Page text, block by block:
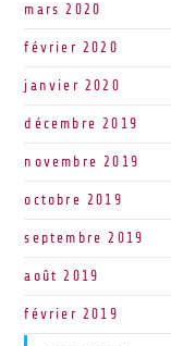
mars 2020
février 2020
janvier 2020
décembre 2019
novembre 2019
octobre 2019
septembre 2019
août 2019
février 2019